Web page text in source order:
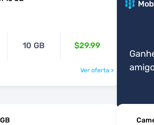
10 GB $29.99
Ver oferta >